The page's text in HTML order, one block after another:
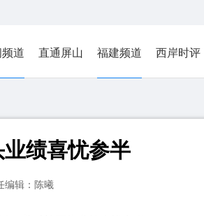
道 直通屏山 福建频道 西岸时评
绩喜忧参半
编辑：陈曦